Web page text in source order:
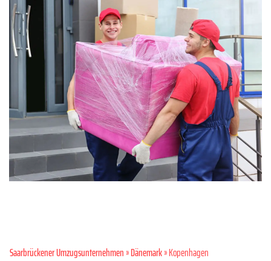
Saarbrückener Umzugsunternehmen»Dänemark» Kopenhagen